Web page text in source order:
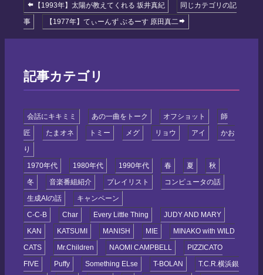
【1993年】太陽が教えてくれる 坂井真紀
同じカテゴリの記
事
【1977年】てぃーんず ぶるーす 原田真二
記事カテゴリ
会話にキキミミ あの一曲をトーク オフショット
師
匠
たまオネ トミー メグ リョウ アイ
かお
り
1970年代
1980年代 1990年代 春 夏
秋
冬
音楽番組紹介 プレイリスト
コンピュータの話
生成AIの話
キャンペーン
C-C-B
Char Every Little Thing
JUDY AND MARY
KAN
KATSUMI MANISH MIE
MINAKO with WILD
CATS
Mr.Children NAOMI CAMPBELL
PIZZICATO
FIVE
Puffy Something ELse T-BOLAN
T.C.R.横浜銀